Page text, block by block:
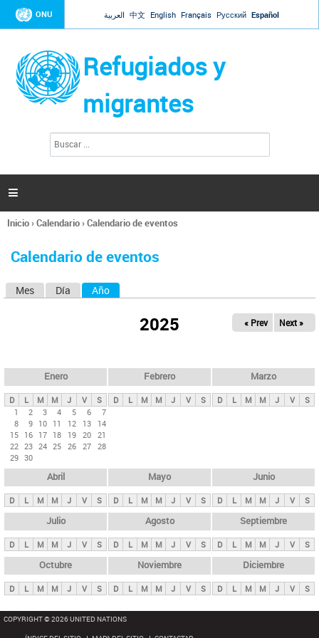
Jump to navigation
ONU العربية 中文 English Français Русский Español
Refugiados y
migrantes
l
d
s

Se
usted
Inicio›Calendario›Calendario de eventos
Calendario de eventos
s
p
n
i
p
a
l
s
Mes Día Año
2025 « Prev Next »
Enero
D L M M J V
S
1
2 3 4 5 6
7
8
9 10 11 12 13
14
15 16 17 18 19 20 21
22 23 24 25 26 27 28
29 30
Febrero
D L M M J V S
Marzo
D L M M J V S
Abril
D L M M J V S
Mayo
D L M M J V S
Junio
D L M M J V S
Julio
D L M M J V S
Agosto
D L M M J V S
Septiembre
D L M M J V S
Octubre
D L M M J V S
Noviembre
D L M M J V S
Diciembre
D L M M J V S
COPYRIGHT © 2026 UNITED NATIONS